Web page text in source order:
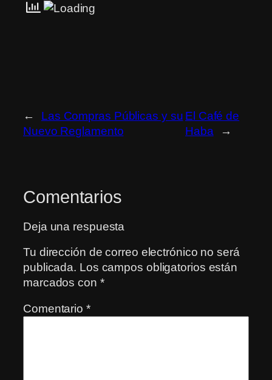
←
Las Compras Públicas y su
Nuevo Reglamento
El Café de
Haba
→
Comentarios
Deja una respuesta
Tu dirección de correo electrónico no será
publicada. Los campos obligatorios están
marcados con *
Comentario *